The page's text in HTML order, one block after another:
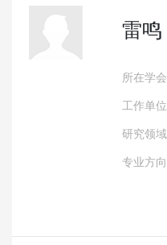
雷鸣
所在学会
工作单位
研究领域
专业方向